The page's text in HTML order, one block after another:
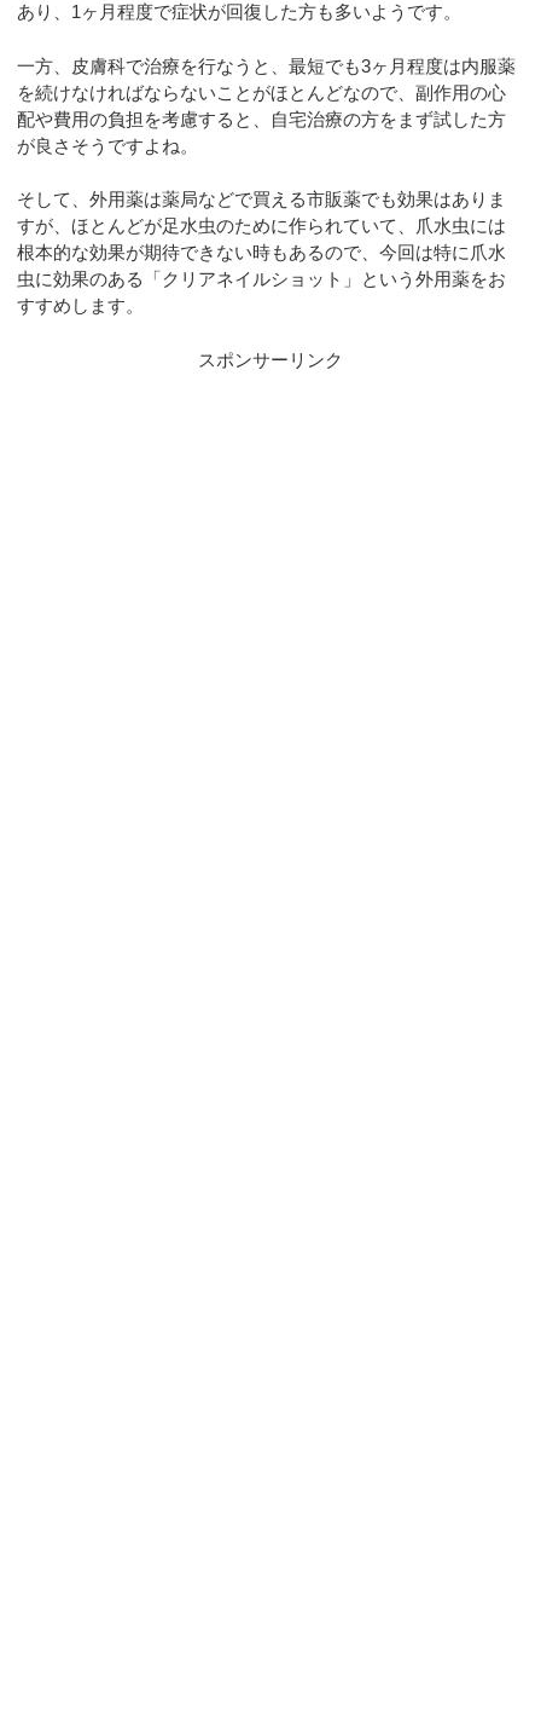
あり、1ヶ月程度で症状が回復した方も多いようです。
一方、皮膚科で治療を行なうと、最短でも3ヶ月程度は内服薬
を続けなければならないことがほとんどなので、副作用の心
配や費用の負担を考慮すると、自宅治療の方をまず試した方
が良さそうですよね。
そして、外用薬は薬局などで買える市販薬でも効果はありま
すが、ほとんどが足水虫のために作られていて、爪水虫には
根本的な効果が期待できない時もあるので、今回は特に爪水
虫に効果のある「クリアネイルショット」という外用薬をお
すすめします。
スポンサーリンク